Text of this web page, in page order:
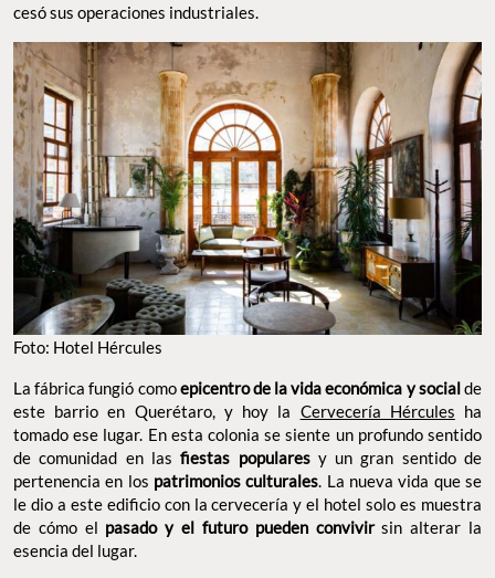
cesó sus operaciones industriales.
Foto: Hotel Hércules
La fábrica fungió comoepicentro de la vida económica y socialde
este barrio en Querétaro, y hoy la Cervecería Hércules ha
tomado ese lugar. En esta colonia se siente un profundo sentido
de comunidad en las fiestas populares y un gran sentido de
pertenencia en los patrimonios culturales . La nueva vida que se
le dio a este edificio con la cervecería y el hotel solo es muestra
de cómo el pasado y el futuro pueden convivirsin alterar la
esencia del lugar.